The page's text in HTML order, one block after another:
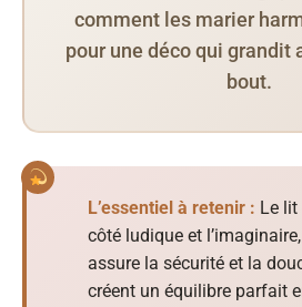
comment les marier
pour une déco qui grandit
bout.
L’essentiel à retenir : Le
côté ludique et
assure la sécurité et la
créent un équilibre parfait